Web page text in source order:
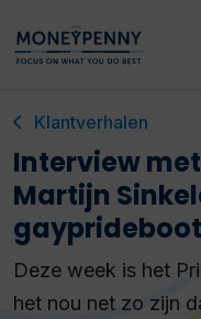
Klantverhalen
Interview
Martijn
Deze week is het
het nou net zo zijn